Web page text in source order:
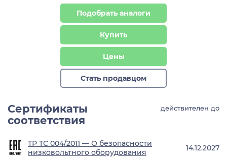
Подобрать аналоги
Купить
Цены
Стать продавцом
Сертификаты
соответствия
действителен до
ТР ТС 004/2011 — О безопасности
низковольтного оборудования
14.12.2027